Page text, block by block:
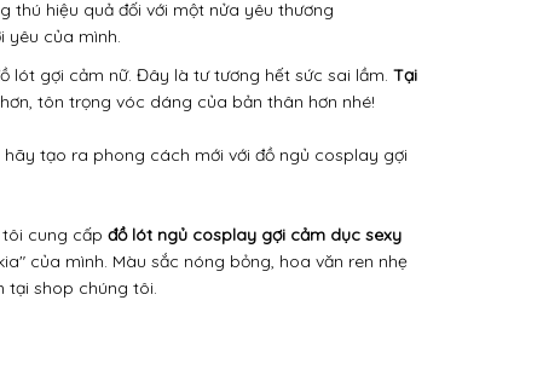
cung cấp đồ lót ngủ cosplay gợi cảm dục sexy
tại shop chúng tôi.